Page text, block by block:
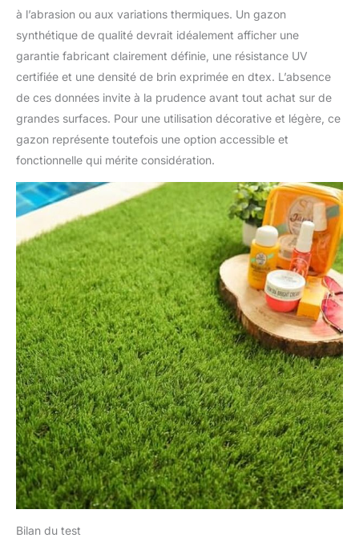
à l’abrasion ou aux variations thermiques. Un gazon
synthétique de qualité devrait idéalement afficher une
garantie fabricant clairement définie, une résistance UV
certifiée et une densité de brin exprimée en dtex. L’absence
de ces données invite à la prudence avant tout achat sur de
grandes surfaces. Pour une utilisation décorative et légère, ce
gazon représente toutefois une option accessible et
fonctionnelle qui mérite considération.
Bilan du test